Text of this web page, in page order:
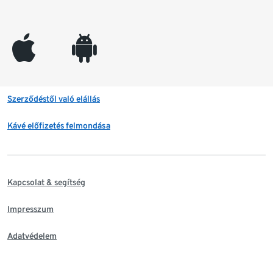
appleinc android
Szerződéstől való elállás
Kávé előfizetés felmondása
Kapcsolat & segítség
Impresszum
Adatvédelem